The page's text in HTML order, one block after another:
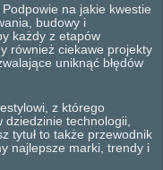
Podpowie na jakie kwestie
budowy i
każdy z etapów
również ciekawe projekty
uniknąć błędów
z którego
dziedzinie technologii,
tytuł to także przewodnik
najlepsze marki, trendy i